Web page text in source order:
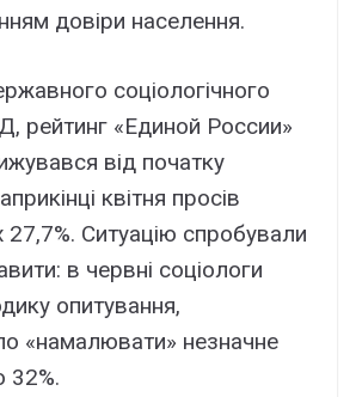
довіри населення.
соціологічного
рейтинг «Единой России»
від початку
квітня просів
27,7%. Ситуацію спробували
в червні соціологи
опитування,
«намалювати» незначне
32%.